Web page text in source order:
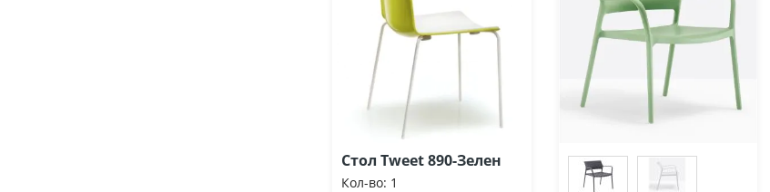
Стол Tweet 890-Зелен
Кол-во: 1